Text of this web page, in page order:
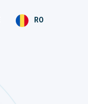
RO